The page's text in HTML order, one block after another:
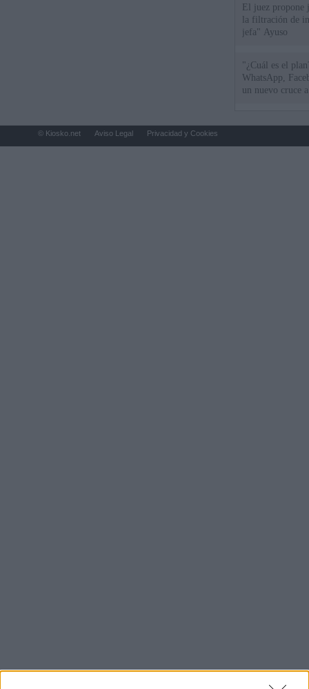
El juez propone
la filtración de
jefa" Ayuso
"¿Cuál es el
WhatsApp,
un nuevo cruce
© Kiosko.net Aviso Legal Privacidad y Cookies